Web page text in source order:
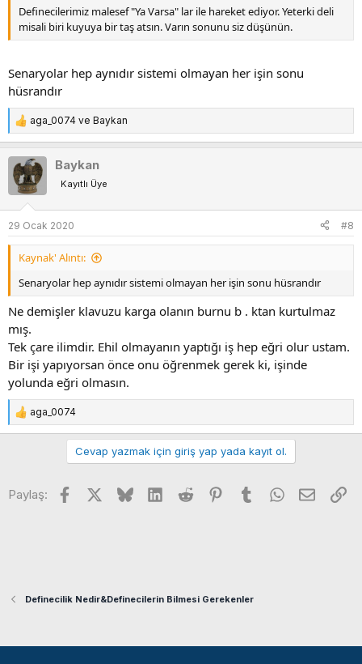
Definecilerimiz malesef "Ya Varsa" lar ile hareket ediyor. Yeterki deli
misali biri kuyuya bir taş atsın. Varın sonunu siz düşünün.
Senaryolar hep aynıdır sistemi olmayan her işin sonu
hüsrandır
T
e
p
k
i
e
r
:
aga_0074 ve Baykan
Baykan
Kayıtlı Üye
29 Ocak 2020 #8
Kaynak' Alıntı:
Senaryolar hep aynıdır sistemi olmayan her işin sonu hüsrandır
Ne demişler klavuzu karga olanın burnu b . ktan kurtulmaz
mış.
Tek çare ilimdir. Ehil olmayanın yaptığı iş hep eğri olur ustam.
Bir işi yapıyorsan önce onu öğrenmek gerek ki, işinde
yolunda eğri olmasın.
T
e
l
aga_0074
Cevap yazmak için giriş yap yada kayıt ol.
Paylaş: Facebook BlueskyLinkedIn
Reddit PinterestTumblrWhatsApp
E-posta
Definecilik Nedir&Definecilerin Bilmesi Gerekenler